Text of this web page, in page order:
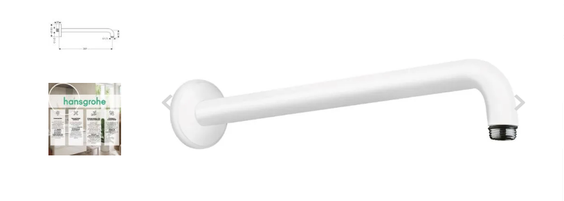
9. spc